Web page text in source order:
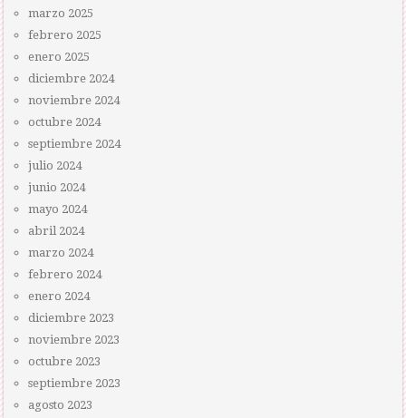
marzo 2025
febrero 2025
enero 2025
diciembre 2024
noviembre 2024
octubre 2024
septiembre 2024
julio 2024
junio 2024
mayo 2024
abril 2024
marzo 2024
febrero 2024
enero 2024
diciembre 2023
noviembre 2023
octubre 2023
septiembre 2023
agosto 2023